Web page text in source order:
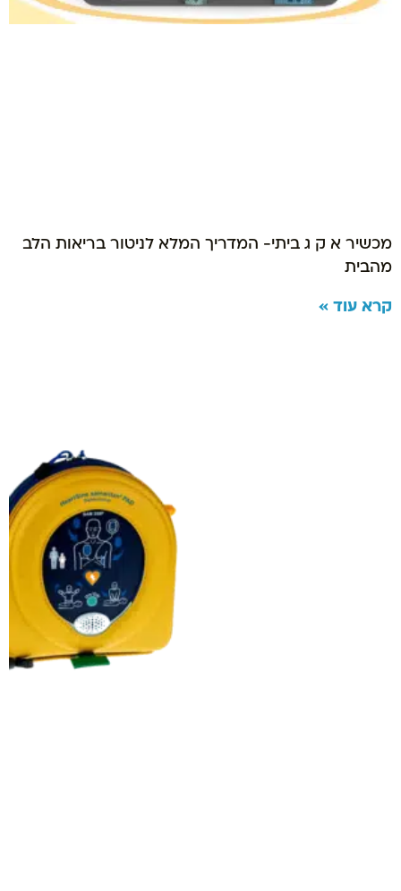
מכשיר א ק ג ביתי- המדריך המלא לניטור בריאות הלב
מהבית
קרא עוד »